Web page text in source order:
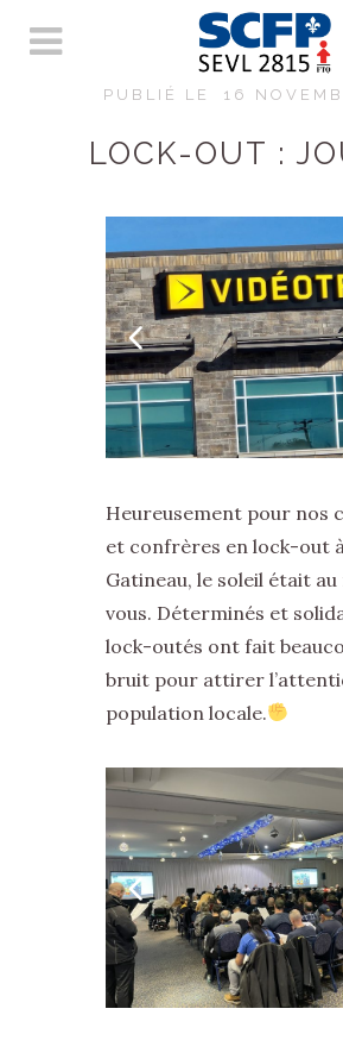
PUBLIÉ LE 16
LOCK-OUT :
Heureusement pour nos
et confrères en lock-out à
Gatineau, le soleil était
vous. Déterminés et
lock-outés ont fait
bruit pour attirer
population locale.